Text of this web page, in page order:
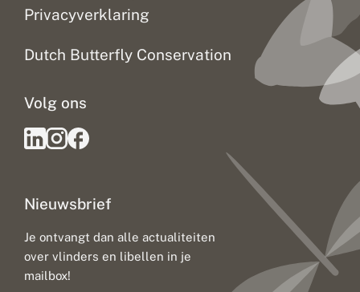
Privacyverklaring
Dutch Butterfly Conservation
Nieuwsbrief
Je ontvangt dan alle actualiteiten
over vlinders en libellen in je
mailbox!
Volg ons